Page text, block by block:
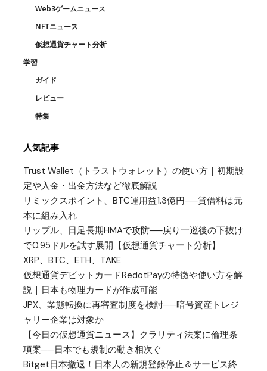
Web3ゲームニュース
NFTニュース
仮想通貨チャート分析
学習
ガイド
レビュー
特集
人気記事
Trust Wallet（トラストウォレット）の使い方｜初期設
定や入金・出金方法など徹底解説
リミックスポイント、BTC運用益1.3億円──貸借料は元
本に組み入れ
リップル、日足長期HMAで攻防──戻り一巡後の下抜け
で0.95ドルを試す展開【仮想通貨チャート分析】
XRP、BTC、ETH、TAKE
仮想通貨デビットカードRedotPayの特徴や使い方を解
説｜日本も物理カードが作成可能
JPX、業態転換に再審査制度を検討──暗号資産トレジ
ャリー企業は対象か
【今日の仮想通貨ニュース】クラリティ法案に倫理条
項案──日本でも規制の動き相次ぐ
Bitget日本撤退！日本人の新規登録停止＆サービス終